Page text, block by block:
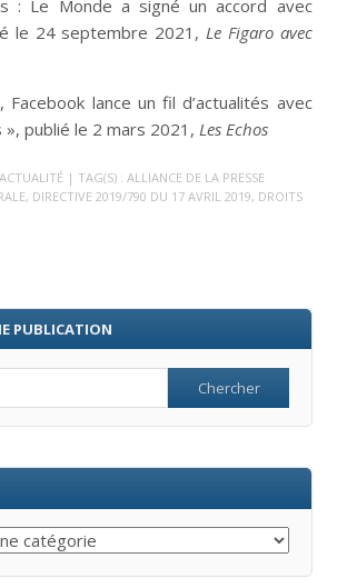
: Le Monde a signé un accord avec
le 24 septembre 2021, Le Figaro avec
Facebook lance un fil d’actualités avec
publié le 2 mars 2021, Les Echos
| TAG(S) : ALLIANCE DE LA PRESSE
, DIRECTIVE 2019/790 DU 17 AVRIL 2019, DROITS
PUBLICATION